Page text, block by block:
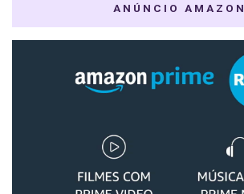
ANÚNCIO AMAZON